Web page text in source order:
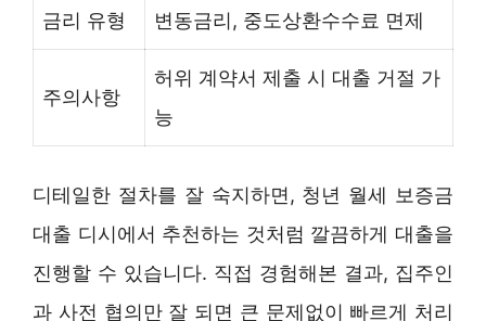
금리 유형 변동금리, 중도상환수수료 면제
주의사항
허위 계약서 제출 시 대출 거절 가
능
디테일한 절차를 잘 숙지하면, 청년 월세 보증금
대출 디시에서 추천하는 것처럼 깔끔하게 대출을
진행할 수 있습니다. 직접 경험해본 결과, 집주인
과 사전 협의만 잘 되면 큰 문제없이 빠르게 처리